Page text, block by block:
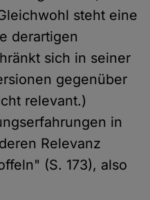
steht eine
derartigen
sich in seiner
gegenüber
relevant.)
in
Relevanz
(S. 173), also